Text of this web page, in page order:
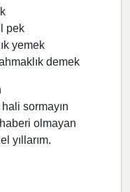
pek
yemek
demek
sormayın
haberi olmayan
yıllarım.